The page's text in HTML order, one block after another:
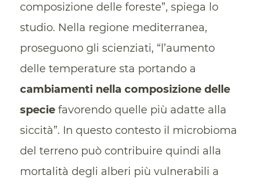
composizione delle foreste”, spiega lo
studio. Nella regione mediterranea,
proseguono gli scienziati, “l’aumento
delle temperature sta portando a
cambiamenti nella composizione delle
speciefavorendo quelle più adatte alla
siccità”. In questo contesto il microbioma
del terreno può contribuire quindi alla
mortalità degli alberi più vulnerabili a